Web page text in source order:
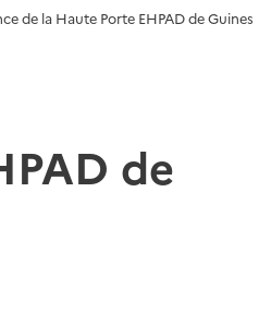
de la Haute Porte EHPAD de Guines
de